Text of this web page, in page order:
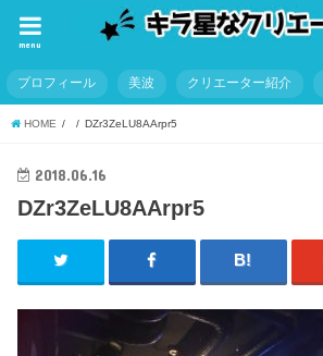
menu
プロフィール 美波 クリエーター紹介
HOME DZr3ZeLU8AArpr5
2018.06.16
DZr3ZeLU8AArpr5